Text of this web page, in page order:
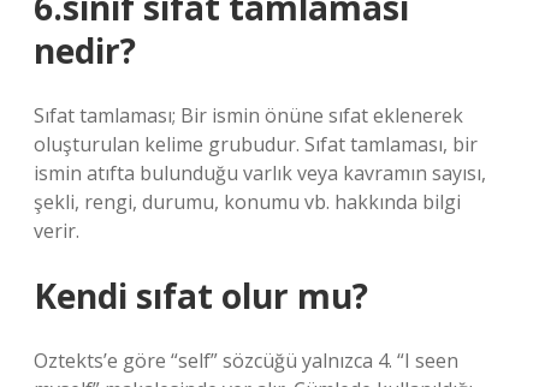
nedir?
Sıfat tamlaması; Bir ismin önüne sıfat eklenerek
oluşturulan kelime grubudur. Sıfat tamlaması, bir
ismin atıfta bulunduğu varlık veya kavramın sayısı,
şekli, rengi, durumu, konumu vb. hakkında bilgi
verir.
Kendi sıfat olur mu?
Oztekts’e göre “self” sözcüğü yalnızca 4. “I seen